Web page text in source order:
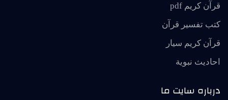
قرآن کریم pdf
کتب تفسیر قرآن
قرآن کریم سیار
احاديث نبوية
درباره سایت ما